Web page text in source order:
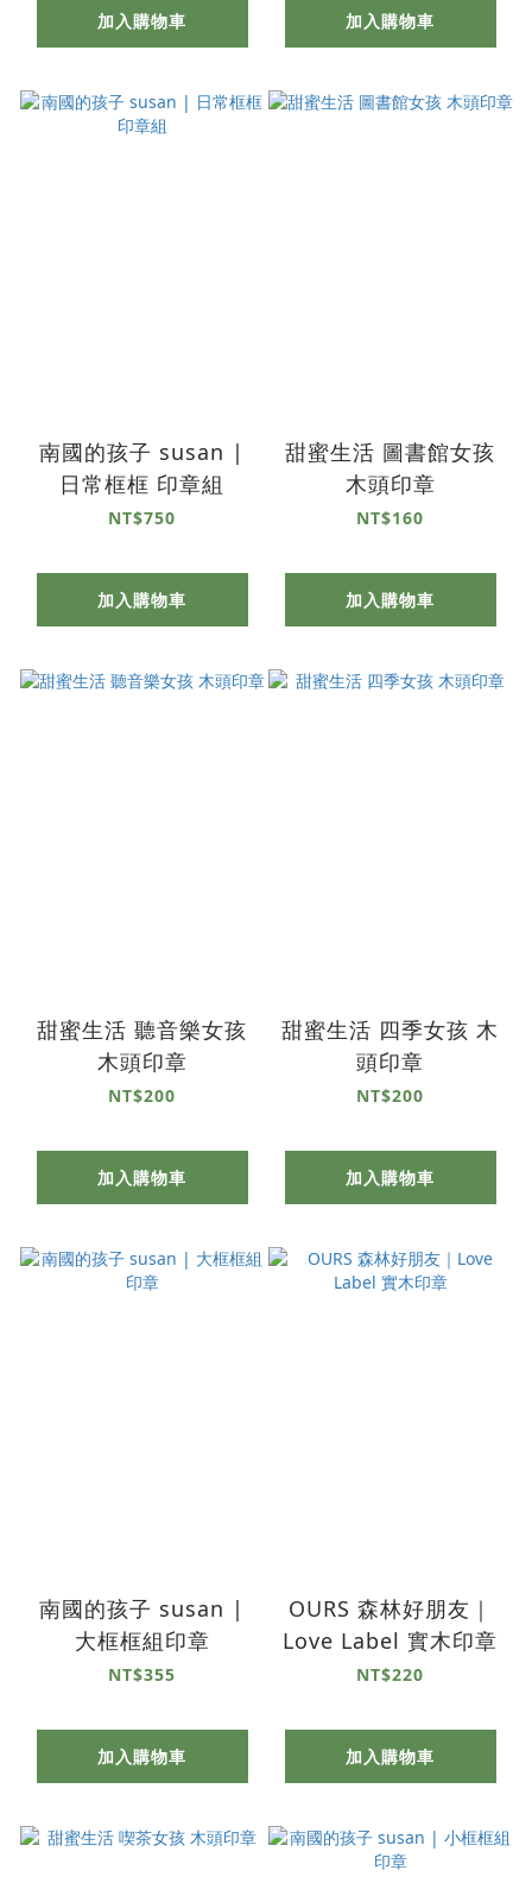
加入購物車 加入購物車
南國的孩子 susan |
日常框框 印章組
NT$750
加入購物車
甜蜜生活 圖書館女孩
木頭印章
NT$160
加入購物車
甜蜜生活 聽音樂女孩
木頭印章
NT$200
加入購物車
甜蜜生活 四季女孩 木
頭印章
NT$200
加入購物車
南國的孩子 susan |
大框框組印章
NT$355
加入購物車
OURS 森林好朋友｜
Love Label 實木印章
NT$220
加入購物車